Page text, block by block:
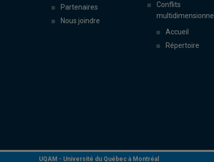
Partenaires
Nous joindre
Conflits
Accueil
Répertoire
UQAM - Université du Québec à Montréal